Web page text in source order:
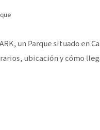
un Parque situado en
ubicación y cómo